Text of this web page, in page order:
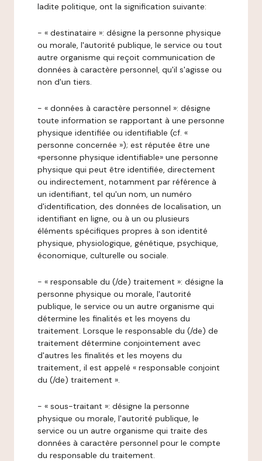
ladite politique, ont la signification suivante:
- « destinataire »: désigne la personne physique
ou morale, l'autorité publique, le service ou tout
autre organisme qui reçoit communication de
données à caractère personnel, qu'il s'agisse ou
non d'un tiers.
- « données à caractère personnel »: désigne
toute information se rapportant à une personne
physique identifiée ou identifiable (cf. «
personne concernée »); est réputée être une
«personne physique identifiable» une personne
physique qui peut être identifiée, directement
ou indirectement, notamment par référence à
un identifiant, tel qu'un nom, un numéro
d'identification, des données de localisation, un
identifiant en ligne, ou à un ou plusieurs
éléments spécifiques propres à son identité
physique, physiologique, génétique, psychique,
économique, culturelle ou sociale.
- « responsable du (/de) traitement »: désigne la
personne physique ou morale, l'autorité
publique, le service ou un autre organisme qui
détermine les finalités et les moyens du
traitement. Lorsque le responsable du (/de) de
traitement détermine conjointement avec
d'autres les finalités et les moyens du
traitement, il est appelé « responsable conjoint
du (/de) traitement ».
- « sous-traitant »: désigne la personne
physique ou morale, l'autorité publique, le
service ou un autre organisme qui traite des
données à caractère personnel pour le compte
du responsable du traitement.